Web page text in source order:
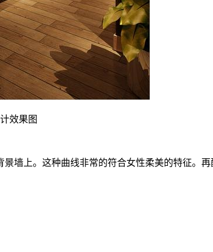
效果图
墙上。这种曲线非常的符合女性柔美的特征。